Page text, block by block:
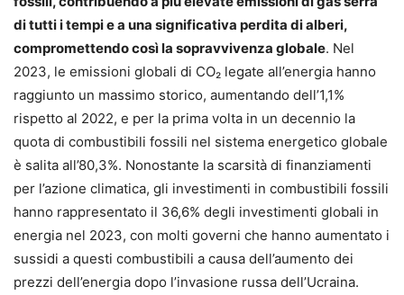
di tutti i tempi e a una significativa perdita di alberi,
compromettendo così la sopravvivenza globale. Nel
2023, le emissioni globali di CO₂ legate all’energia hanno
raggiunto un massimo storico, aumentando dell’1,1%
rispetto al 2022, e per la prima volta in un decennio la
quota di combustibili fossili nel sistema energetico globale
è salita all’80,3%. Nonostante la scarsità di finanziamenti
per l’azione climatica, gli investimenti in combustibili fossili
hanno rappresentato il 36,6% degli investimenti globali in
energia nel 2023, con molti governi che hanno aumentato i
sussidi a questi combustibili a causa dell’aumento dei
prezzi dell’energia dopo l’invasione russa dell’Ucraina.